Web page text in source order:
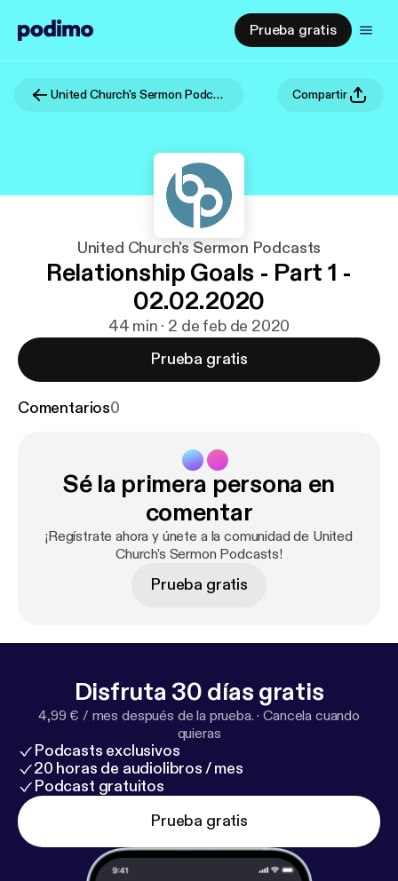
Prueba gratis
United Church's Sermon Podcasts Compartir
United Church's Sermon Podcasts
Relationship Goals - Part 1 -
02.02.2020
44 min · 2 de feb de 2020
Prueba gratis
Comentarios0
Sé la primera persona en
comentar
¡Regístrate ahora y únete a la comunidad de United
Church's Sermon Podcasts!
Prueba gratis
Disfruta 30 días gratis
4,99 € / mes después de la prueba. ·Cancela cuando
quieras
Podcasts exclusivos
20 horas de audiolibros / mes
Podcast gratuitos
Prueba gratis